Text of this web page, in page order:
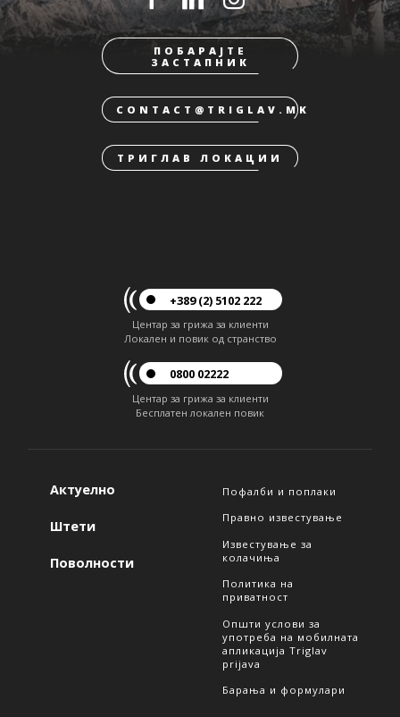
ПОБАРАЈТЕ
ЗАСТАПНИК
CONTACT@TRIGLAV.MK
ТРИГЛАВ ЛОКАЦИИ
+389 (2) 5102 222
Центар за грижа за клиенти
Локален и повик од странство
0800 02222
Центар за грижа за клиенти
Бесплатен локален повик
Актуелно
Штети
Поволности
Пофалби и поплаки
Правно известување
Известување за
колачиња
Политика на
приватност
Општи услови за
употреба на мобилната
апликација Triglav
prijava
Барања и формулари